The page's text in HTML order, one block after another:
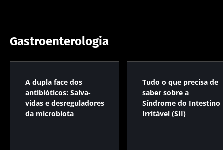
Gastroenterologia
A dupla face dos
antibióticos: Salva-
vidas e desreguladores
da microbiota
Tudo o que precisa de
saber sobre a
Síndrome do Intestino
Irritável (SII)